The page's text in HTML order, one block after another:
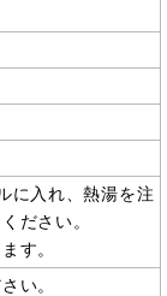
に入れ、熱湯を注
ださい。
す。
い。